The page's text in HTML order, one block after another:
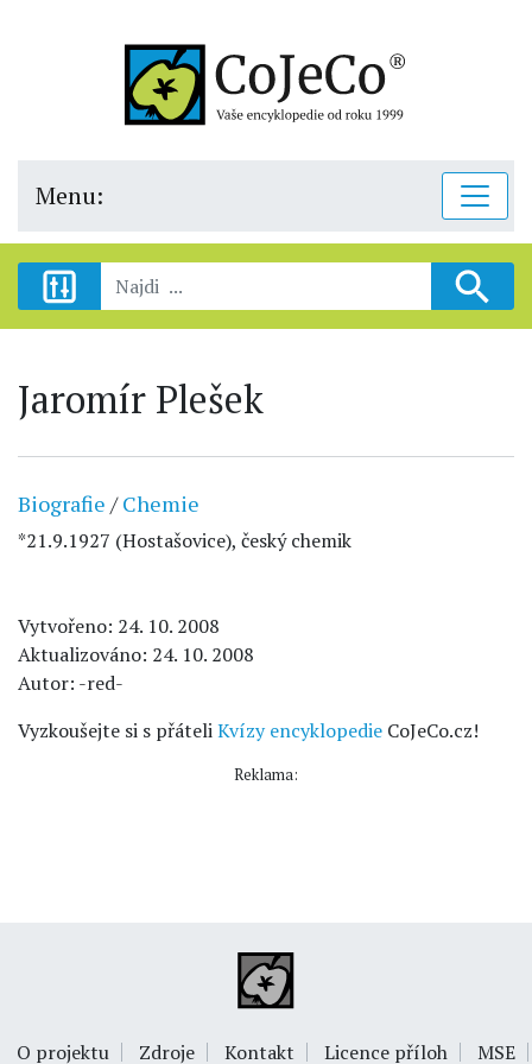
Menu:
Jaromír Plešek
Biografie /Chemie
*21.9.1927 (Hostašovice), český chemik
Vytvořeno: 24. 10. 2008
Aktualizováno: 24. 10. 2008
Autor: -red-
Vyzkoušejte si s přáteliKvízy encyklopedie CoJeCo.cz!
Reklama:
O projektu Zdroje Kontakt Licence příloh MSE